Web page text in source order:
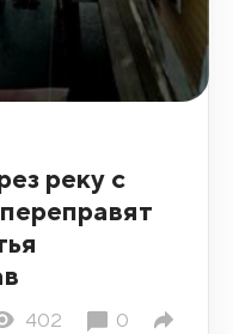
реку с
402 0